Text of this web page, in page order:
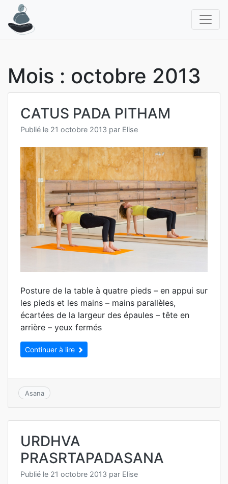
contenu
Mois : octobre 2013
CATUS PADA PITHAM
Publié le 21 octobre 2013 par Elise
Posture de la table à quatre pieds – en appui sur
les pieds et les mains – mains parallèles,
écartées de la largeur des épaules – tête en
arrière – yeux fermés
Continuer à lire
Asana
URDHVA
PRASRTAPADASANA
Publié le 21 octobre 2013 par Elise